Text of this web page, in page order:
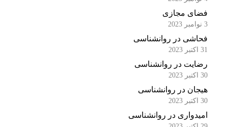
فضای مجازی
فحاشی در روانشناسی
رضایت در روانشناسی
هیجان در روانشناسی
امیدواری در روانشناسی